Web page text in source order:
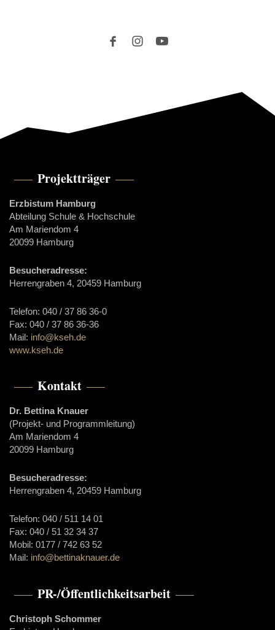
Projektträger
Erzbistum Hamburg
Abteilung Schule & Hochschule
Am Mariendom 4
20099 Hamburg
Besucheradresse:
Herrengraben 4, 20459 Hamburg
Telefon: 040 / 37 86 36-0
Fax: 040 / 37 86 36-36
Mail: info@kseh.de
www.kseh.de
Kontakt
Dr. Bettina Knauer
(Projekt- und Programmleitung)
Am Mariendom 4
20099 Hamburg
Besucheradresse:
Herrengraben 4, 20459 Hamburg
Telefon: 040 / 511 14 01
Fax: 040 / 51 32 34 37
Mobil: 0177 / 742 63 52
Mail: info@bettinaknauer.de
PR-/Öffentlichkeitsarbeit
Christoph Schommer